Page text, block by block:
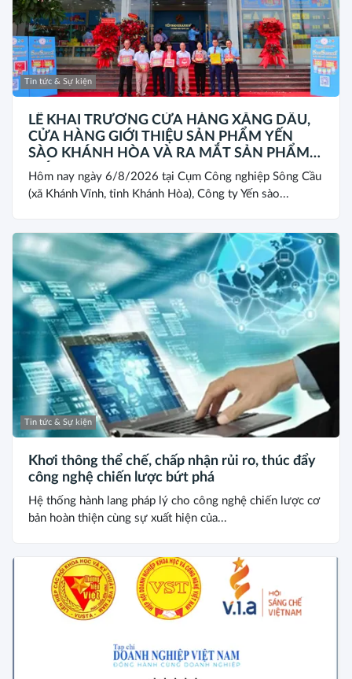
Tin tức & Sự kiện
LỄ KHAI TRƯƠNG CỬA HÀNG XĂNG DẦU,
CỬA HÀNG GIỚI THIỆU SẢN PHẨM YẾN
SÀO KHÁNH HÒA VÀ RA MẮT SẢN PHẨM
MỚI SANEST/SANVINEST SVN79
Hôm nay ngày 6/8/2026 tại Cụm Công nghiệp Sông Cầu
(xã Khánh Vĩnh, tỉnh Khánh Hòa), Công ty Yến sào...
Tin tức & Sự kiện
Khơi thông thể chế, chấp nhận rủi ro, thúc đẩy
công nghệ chiến lược bứt phá
Hệ thống hành lang pháp lý cho công nghệ chiến lược cơ
bản hoàn thiện cùng sự xuất hiện của...